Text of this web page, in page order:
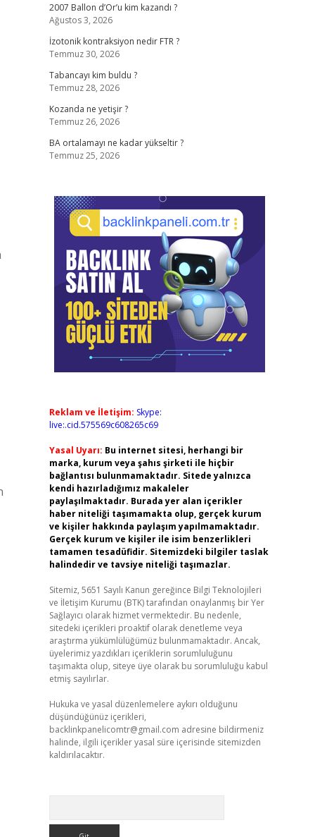
2007 Ballon d’Or’u kim kazandı ?
Ağustos 3, 2026
İzotonik kontraksiyon nedir FTR ?
Temmuz 30, 2026
Tabancayı kim buldu ?
Temmuz 28, 2026
Kozanda ne yetişir ?
Temmuz 26, 2026
BA ortalamayı ne kadar yükseltir ?
Temmuz 25, 2026
Reklam ve İletişim: Skype:
live:.cid.575569c608265c69
Yasal Uyarı: Bu internet sitesi, herhangi bir
marka, kurum veya şahıs şirketi ile hiçbir
bağlantısı bulunmamaktadır. Sitede yalnızca
kendi hazırladığımız makaleler
paylaşılmaktadır. Burada yer alan içerikler
haber niteliği taşımamakta olup, gerçek kurum
ve kişiler hakkında paylaşım yapılmamaktadır.
Gerçek kurum ve kişiler ile isim benzerlikleri
tamamen tesadüfidir. Sitemizdeki bilgiler taslak
halindedir ve tavsiye niteliği taşımazlar.
Sitemiz, 5651 Sayılı Kanun gereğince Bilgi Teknolojileri
ve İletişim Kurumu (BTK) tarafından onaylanmış bir Yer
Sağlayıcı olarak hizmet vermektedir. Bu nedenle,
sitedeki içerikleri proaktif olarak denetleme veya
araştırma yükümlülüğümüz bulunmamaktadır. Ancak,
üyelerimiz yazdıkları içeriklerin sorumluluğunu
taşımakta olup, siteye üye olarak bu sorumluluğu kabul
etmiş sayılırlar.
Hukuka ve yasal düzenlemelere aykırı olduğunu
düşündüğünüz içerikleri,
backlinkpanelicomtr@gmail.com adresine bildirmeniz
halinde, ilgili içerikler yasal süre içerisinde sitemizden
kaldırılacaktır.